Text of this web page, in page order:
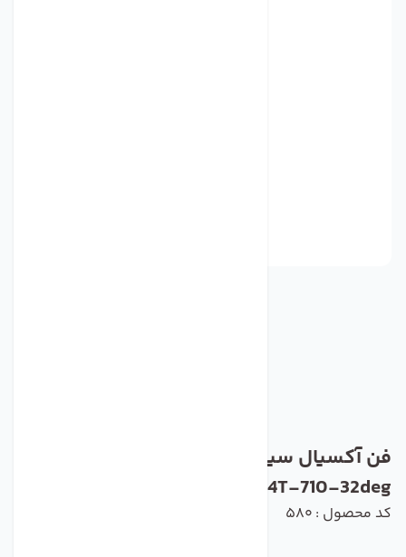
KN140-4T-710-32deg
کد محصول : 580